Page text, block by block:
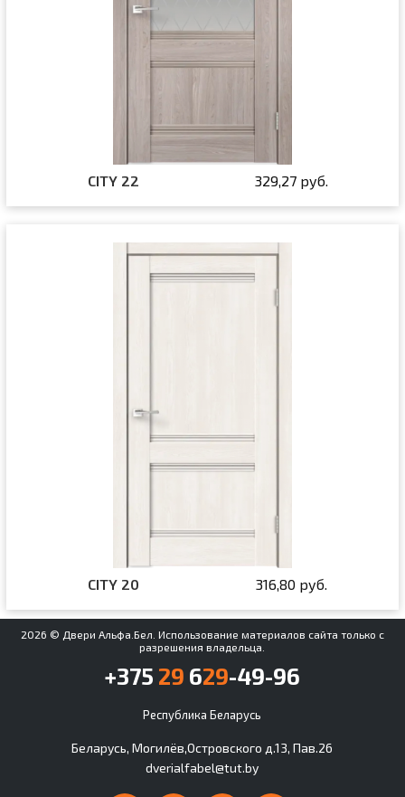
CITY 22 329,27 руб.
CITY 20 316,80 руб.
2026 © Двери Альфа.Бел. Использование материалов сайта только с
разрешения владельца.
+375 29 629-49-96
Республика Беларусь
Беларусь, Могилёв,Островского д.13, Пав.26
dverialfabel@tut.by